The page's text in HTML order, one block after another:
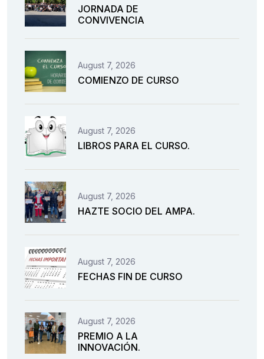
JORNADA DE
CONVIVENCIA
August 7, 2026
COMIENZO DE CURSO
August 7, 2026
LIBROS PARA EL CURSO.
August 7, 2026
HAZTE SOCIO DEL AMPA.
August 7, 2026
FECHAS FIN DE CURSO
August 7, 2026
PREMIO A LA
INNOVACIÓN.